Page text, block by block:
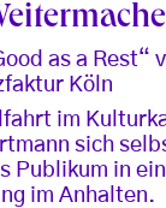
as a Rest“
Köln
im
sich
Publikum in
im Anhalten.